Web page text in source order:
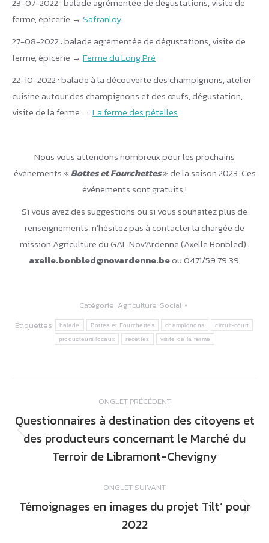
23-07-2022 : balade agrémentée de dégustations, visite de
ferme, épicerie → Safranloy
27-08-2022 : balade agrémentée de dégustations, visite de
ferme, épicerie → Ferme du Long Pré
22-10-2022 : balade à la découverte des champignons, atelier
cuisine autour des champignons et des œufs, dégustation,
visite de la ferme → La ferme des pételles
Nous vous attendons nombreux pour les prochains
événements «Bottes et Fourchettes» de la saison 2023. Ces
événements sont gratuits !
Si vous avez des suggestions ou si vous souhaitez plus de
renseignements, n’hésitez pas à contacter la chargée de
mission Agriculture du GAL Nov’Ardenne (Axelle Bonbled) :
axelle.bonbled@novardenne.beou 0471/59.79.39.
Catégorie Agriculture, Social
Étiquettes
balade Bottes et Fourchettes champignons circuit-court
producteurs locaux recettes visite de la ferme
de
commentaire
ONGLET PRÉCÉDENT
Onglet
précédent
Questionnaires à destination des citoyens et
des producteurs concernant le Marché du
Terroir de Libramont-Chevigny
ONGLET SUIVANT
Onglet
suivant
Témoignages en images du projet Tilt’ pour
2022